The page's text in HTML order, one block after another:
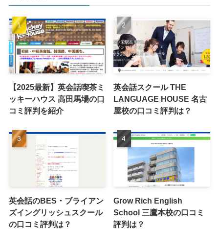
【2025最新】英会話喫茶ミ
ッキーハウス 高田馬場の口
コミ評判を紹介
英会話スクール THE
LANGUAGE HOUSE 名古
屋校の口コミ評判は？
英会話のBES・ブライアン
ズイングリッシュスクール
の口コミ評判は？
Grow Rich English
School 三鷹本校の口コミ
評判は？